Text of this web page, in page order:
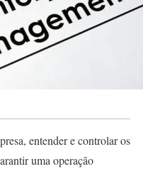
entender e controlar os
uma operação